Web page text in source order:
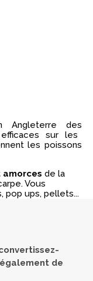
Angleterre des
efficaces sur les
les poissons
de la
Vous
ups, pellets...
de